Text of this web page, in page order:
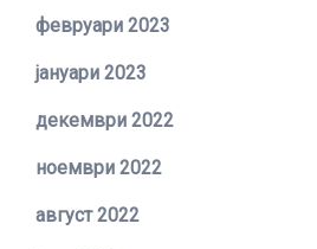
февруари 2023
јануари 2023
декември 2022
ноември 2022
август 2022